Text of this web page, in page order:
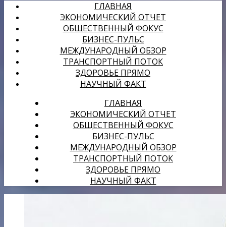
ГЛАВНАЯ
ЭКОНОМИЧЕСКИЙ ОТЧЕТ
ОБЩЕСТВЕННЫЙ ФОКУС
БИЗНЕС-ПУЛЬС
МЕЖДУНАРОДНЫЙ ОБЗОР
ТРАНСПОРТНЫЙ ПОТОК
ЗДОРОВЬЕ ПРЯМО
НАУЧНЫЙ ФАКТ
ГЛАВНАЯ
ЭКОНОМИЧЕСКИЙ ОТЧЕТ
ОБЩЕСТВЕННЫЙ ФОКУС
БИЗНЕС-ПУЛЬС
МЕЖДУНАРОДНЫЙ ОБЗОР
ТРАНСПОРТНЫЙ ПОТОК
ЗДОРОВЬЕ ПРЯМО
НАУЧНЫЙ ФАКТ